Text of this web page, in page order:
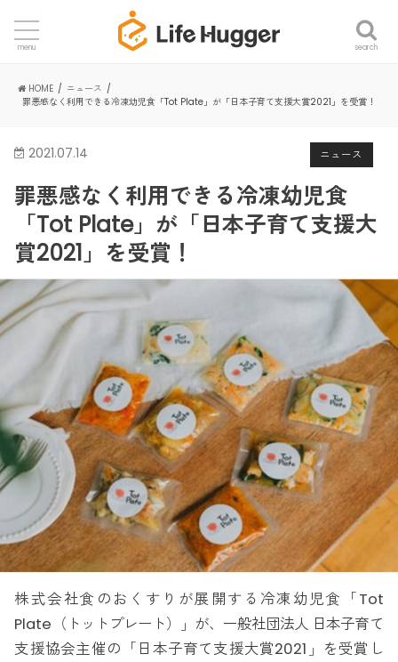
search
menu
HOME
ニュース
罪悪感なく利用できる冷凍幼児食「Tot Plate」が「日本子育て支援大賞2021」を受賞！
ニュース
2021.07.14
罪悪感なく利用できる冷凍幼児食
「Tot Plate」が「日本子育て支援大
賞2021」を受賞！
株式会社食のおくすりが展開する冷凍幼児食「Tot
Plate（トットプレート）」が、一般社団法人 日本子育て
支援協会主催の「日本子育て支援大賞2021」を受賞し